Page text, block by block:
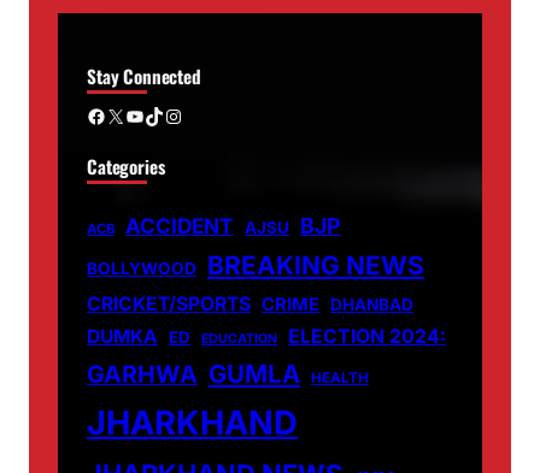
Stay Connected
Facebook X YouTube TikTok Instagram
Categories
ACB ACCIDENT AJSU BJP
BOLLYWOOD BREAKING NEWS
CRICKET/SPORTS CRIME DHANBAD
DUMKA ED EDUCATION ELECTION 2024:
GARHWA GUMLA HEALTH
JHARKHAND